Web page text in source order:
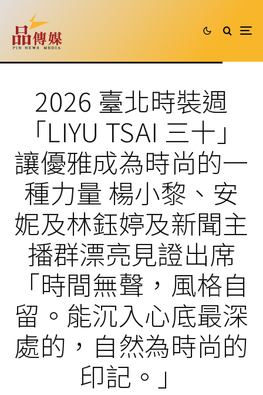
2026 臺北時裝週
「LIYU TSAI 三十」
讓優雅成為時尚的一
種力量 楊小黎、安
妮及林鈺婷及新聞主
播群漂亮見證出席
「時間無聲，風格自
留。能沉入心底最深
處的，自然為時尚的
印記。」